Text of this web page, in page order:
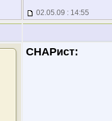
02.05.09 : 14:55
СНАРист: